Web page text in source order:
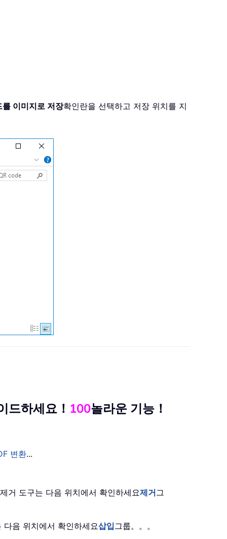
를 이미지로 저장확인란을 선택하고 저장 위치를 지
드하세요！ 100놀라운 기능！
변환...
거 도구는 다음 위치에서 확인하세요제거그
다음 위치에서 확인하세요삽입그룹。。。